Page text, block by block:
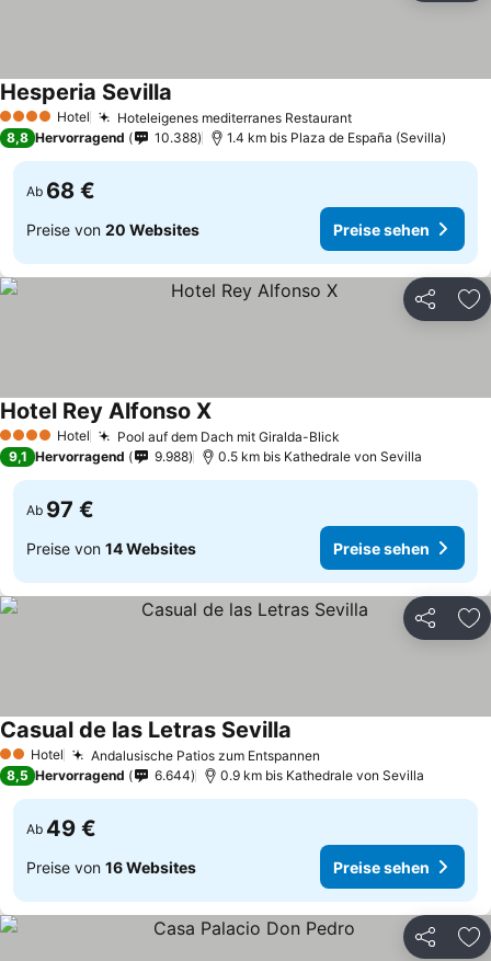
4 Sterne Hotel Hoteleigenes mediterranes RestaurantPreise sehen
Hesperia Sevilla
8,8 Hervorragend 10.388 1.4 km bis Plaza de España (Sevilla)
Ab 68 €
Preise von 20 Websites Preise sehen
Teilen
4 Sterne Hotel Pool auf dem Dach mit Giralda-Blick
Hotel Rey Alfonso XPreise sehen
9,1 Hervorragend 9.988 0.5 km bis Kathedrale von Sevilla
Ab 97 €
Preise von 14 Websites Preise sehen
Teilen
2 Sterne
Hotel Andalusische Patios zum Entspannen
Casual de las Letras Sevilla
8,5 Hervorragend 6.644 0.9 km bis Kathedrale von Sevilla
Ab 49 €
Preise von 16 Websites Preise sehen
Teilen